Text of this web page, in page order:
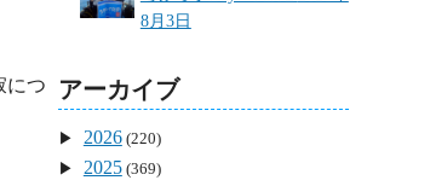
につ
8月3日
アーカイブ
2026(220)
2025(369)